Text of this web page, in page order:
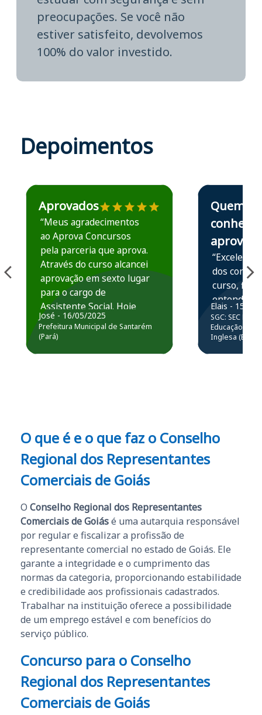
preocupações. Se você não
estiver satisfeito, devolvemos
100% do valor investido.
Depoimentos
Estudante José recomenda o Aprova Concursos em
Aprovados
“Meus agradecimentos
ao Aprova Concursos
pela parceria que aprova.
Através do curso alcancei
aprovação em sexto lugar
para o cargo de
Assistente Social. Hoje
estou atuando na
Prefeitura de Santarém.
José - 16/05/2025
Prefeitura Municipal de Santarém
(Pará)
Estudante Elais
Quem
conhece,
aprova
“Excelente
dos
curso,
entender e
prática
resolução
questões.”
Elais - 15/07/
SGC: SEC BA
Educação
Inglesa (Edital
O que é e o que faz o Conselho
Regional dos Representantes
Comerciais de Goiás
O Conselho Regional dos Representantes
Comerciais de Goiásé uma autarquia responsável
por regular e fiscalizar a profissão de
representante comercial no estado de Goiás. Ele
garante a integridade e o cumprimento das
normas da categoria, proporcionando estabilidade
e credibilidade aos profissionais cadastrados.
Trabalhar na instituição oferece a possibilidade
de um emprego estável e com benefícios do
serviço público.
Concurso para o Conselho
Regional dos Representantes
Comerciais de Goiás